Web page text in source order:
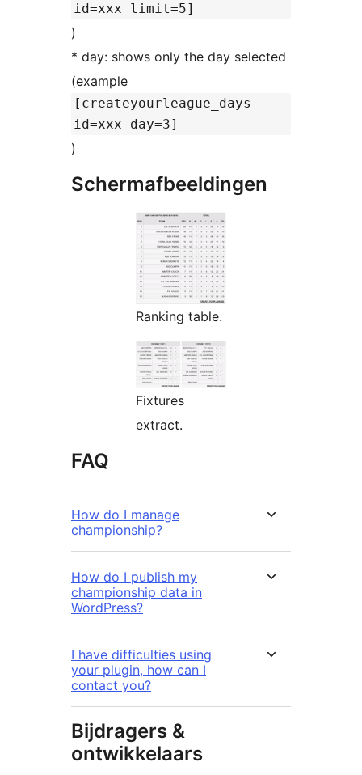
id=xxx limit=5]
)
* day: shows only the day selected
(example
[createyourleague_days
id=xxx day=3]
)
Schermafbeeldingen
Ranking table.
Fixtures
extract.
FAQ
How do I manage
championship?
How do I publish my
championship data in
WordPress?
I have difficulties using
your plugin, how can I
contact you?
Bijdragers &
ontwikkelaars